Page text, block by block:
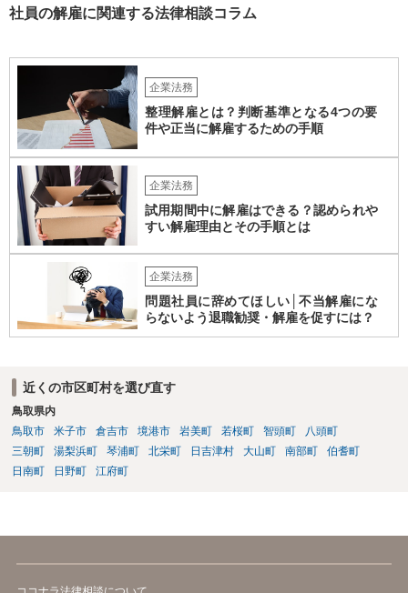
社として正式な手続きを経て無報酬と取り決めているということでし
か。これらも確認しておかれた方がよろしいかと思います。 辞任や任
期満了という他の退任方法であれば、解任のような損害賠償の定めは
ないため、これらの代替方法を取ることができないかも検討点です。
社員の解雇に関連する法律相談コラム
企業法務
整理解雇とは？判断基準となる4つの要
件や正当に解雇するための手順
企業法務
試用期間中に解雇はできる？認められや
すい解雇理由とその手順とは
企業法務
問題社員に辞めてほしい│不当解雇にな
らないよう退職勧奨・解雇を促すには？
近くの市区町村を選び直す
鳥取県内
鳥取市
米子市 倉吉市 境港市 岩美町 若桜町 智頭町
八頭町
三朝町
湯梨浜町 琴浦町 北栄町 日吉津村 大山町 南部町
伯耆町
日南町
日野町 江府町